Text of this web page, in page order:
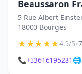
Beaussaron
5 Rue Albert
18000 Bourges
★★★★★4.9/5•
📞+33616195281 🌐